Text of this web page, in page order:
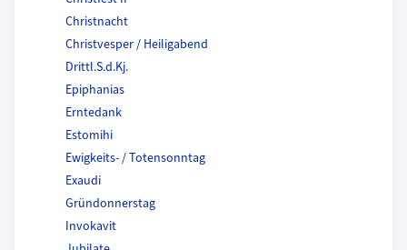
Christnacht
Christvesper / Heiligabend
Drittl.S.d.Kj.
Epiphanias
Erntedank
Estomihi
Ewigkeits- / Totensonntag
Exaudi
Gründonnerstag
Invokavit